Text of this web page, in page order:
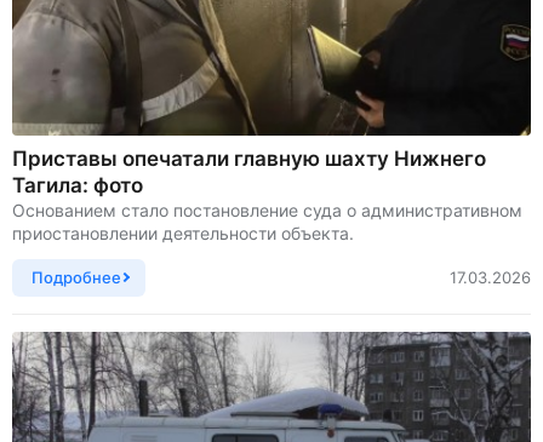
Приставы опечатали главную шахту Нижнего
Тагила: фото
Основанием стало постановление суда о административном
приостановлении деятельности объекта.
Подробнее 17.03.2026